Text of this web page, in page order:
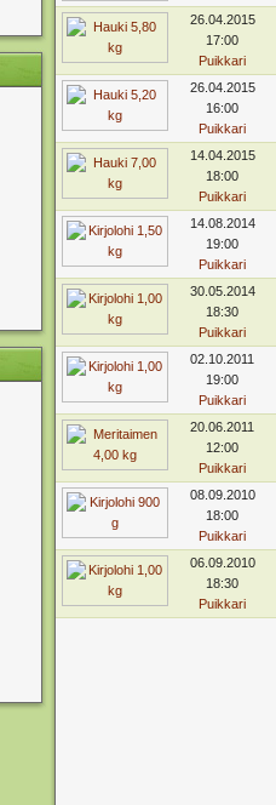
26.04.2015
17:00
Puikkari
26.04.2015
16:00
Puikkari
14.04.2015
18:00
Puikkari
14.08.2014
19:00
Puikkari
30.05.2014
18:30
Puikkari
02.10.2011
19:00
Puikkari
20.06.2011
12:00
Puikkari
08.09.2010
18:00
Puikkari
06.09.2010
18:30
Puikkari